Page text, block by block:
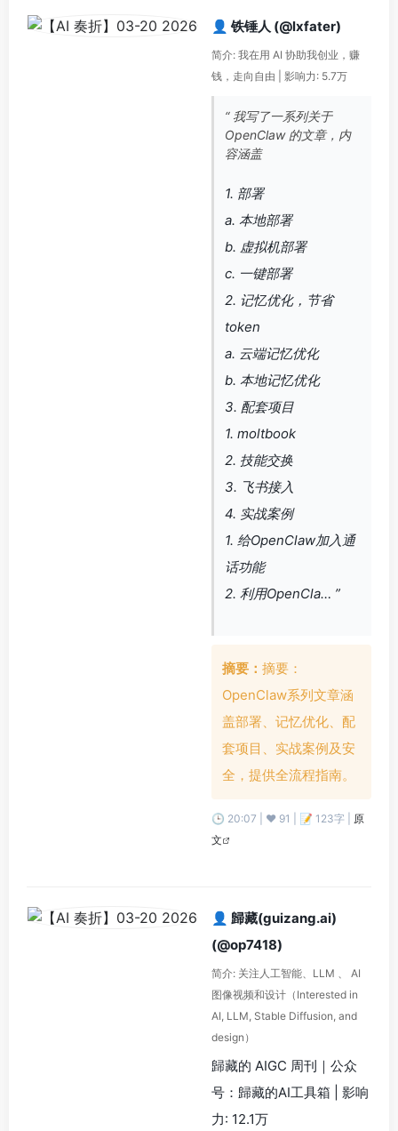
👤 铁锤人 (@lxfater)
简介: 我在用 AI 协助我创业，赚
钱，走向自由 | 影响力: 5.7万
“ 我写了一系列关于
OpenClaw 的文章，内
容涵盖
1. 部署
a. 本地部署
b. 虚拟机部署
c. 一键部署
2. 记忆优化，节省
token
a. 云端记忆优化
b. 本地记忆优化
3. 配套项目
1. moltbook
2. 技能交换
3. 飞书接入
4. 实战案例
1. 给OpenClaw加入通
话功能
2. 利用OpenCla… ”
摘要： 摘要：
OpenClaw系列文章涵
盖部署、记忆优化、配
套项目、实战案例及安
全，提供全流程指南。
🕒 20:07 | ❤️ 91 | 📝 123字 | 原
文
👤 歸藏(guizang.ai)
(@op7418)
简介: 关注人工智能、LLM 、 AI
图像视频和设计（Interested in
AI, LLM, Stable Diffusion, and
design）
歸藏的 AIGC 周刊｜公众
号：歸藏的AI工具箱 | 影响
力: 12.1万